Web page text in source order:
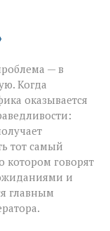
— в
Когда
оказывается
тот самый
котором говорят
и
главным